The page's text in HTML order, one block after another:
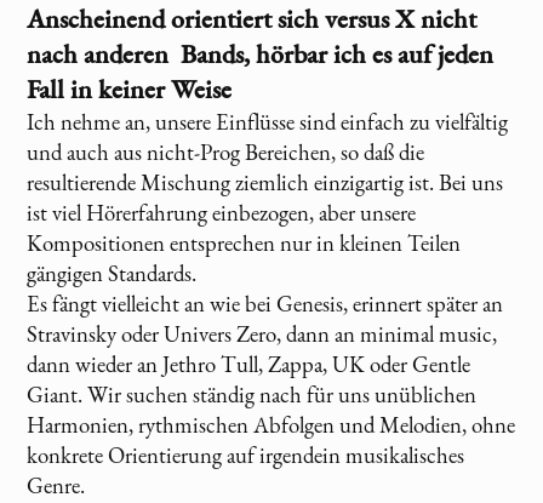
Anscheinend orientiert sichversus Xnicht
nach anderen Bands, hörbar ich es auf jeden
Fall in keiner Weise
Ich nehme an, unsere Einflüsse sind einfach zu vielfältig
und auch aus nicht-Prog Bereichen, so daß die
resultierende Mischung ziemlich einzigartig ist. Bei uns
ist viel Hörerfahrung einbezogen, aber unsere
Kompositionen entsprechen nur in kleinen Teilen
gängigen Standards.
Es fängt vielleicht an wie bei Genesis, erinnert später an
Stravinsky oder Univers Zero, dann an minimal music,
dann wieder an Jethro Tull, Zappa, UK oder Gentle
Giant. Wir suchen ständig nach für uns unüblichen
Harmonien, rythmischen Abfolgen und Melodien, ohne
konkrete Orientierung auf irgendein musikalisches
Genre.